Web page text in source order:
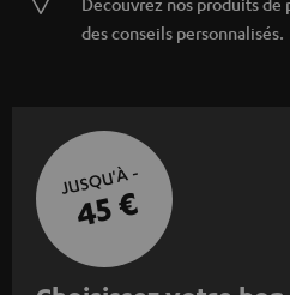
des conseils personnalisés.
JUSQU'À -
45 €